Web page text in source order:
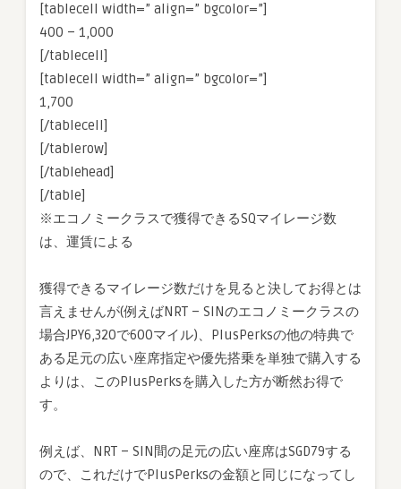
[tablecell width=” align=” bgcolor=”]
400 – 1,000
[/tablecell]
[tablecell width=” align=” bgcolor=”]
1,700
[/tablecell]
[/tablerow]
[/tablehead]
[/table]
※エコノミークラスで獲得できるSQマイレージ数
は、運賃による
獲得できるマイレージ数だけを見ると決してお得とは
言えませんが(例えばNRT – SINのエコノミークラスの
場合JPY6,320で600マイル)、PlusPerksの他の特典で
ある足元の広い座席指定や優先搭乗を単独で購入する
よりは、このPlusPerksを購入した方が断然お得で
す。
例えば、NRT – SIN間の足元の広い座席はSGD79する
ので、これだけでPlusPerksの金額と同じになってし